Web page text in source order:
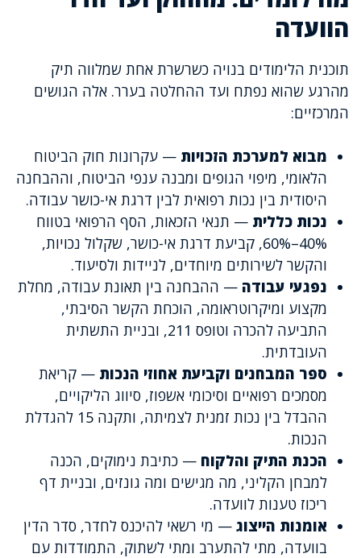
הוועדה
תוכנית הלימודים בנויה כשרשרת אחת שמלווה תיק
מהרגע שהוא נפתח ועד ההחלטה בערר. אלה הגושים
המרכזיים:
מבוא למערכת הזכויות — עקרונות חוק הביטוח
הלאומי, מיפוי הגופים ומבנה ענפי הביטוח, וההבחנה
היסודית בין נכות רפואית לבין דרגת אי-כושר עבודה.
נכות כללית — תנאי הזכאות, הסף הרפואי בטווח
40%–60%, קביעת דרגת אי-כושר, שקלול נכויות,
והקשר לשירותים מיוחדים, לניידות ולסיעוד.
נפגעי עבודה — ההבחנה בין תאונת עבודה, מחלת
מקצוע ומיקרוטראומה, הוכחת הקשר הסיבתי,
התביעה להכרה וטופס 211, ובניית התשתית
העובדתית.
ספר המבחנים וקביעת אחוזי הנכות — קריאת
מסמכים רפואיים וסיכומי אשפוז, סיווג הליקויים,
ההבדל בין נכות זמנית לצמיתה, ותקנה 15 להגדלת
הנכות.
הכנת התיק והלקוח — כתיבת נימוקים, הכנה
למבחן הקליני, מה מגישים ומה גונזים, ובניית דף
ריכוז טענות לוועדה.
אומנות הייצוג — מי רשאי להיכנס לחדר, סדר הדין
בוועדה, מתי להתערב ומתי לשתוק, התמודדות עם